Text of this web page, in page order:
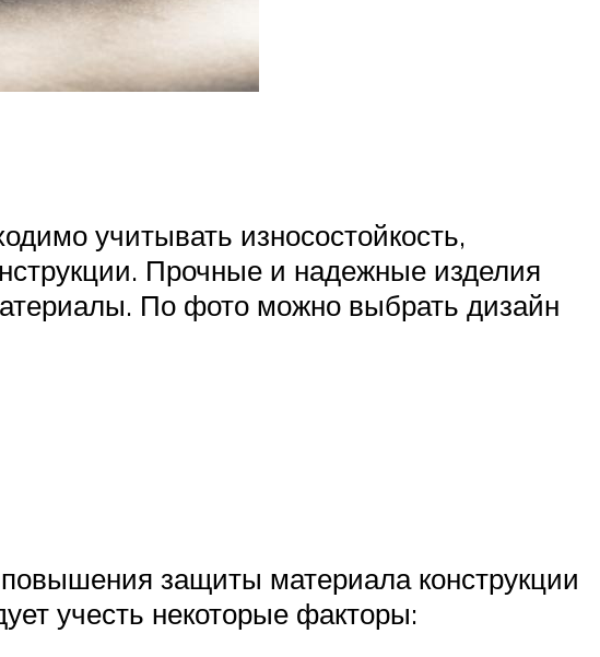
учитывать износостойкость,
Прочные и надежные изделия
По фото можно выбрать дизайн
защиты материала конструкции
учесть некоторые факторы: